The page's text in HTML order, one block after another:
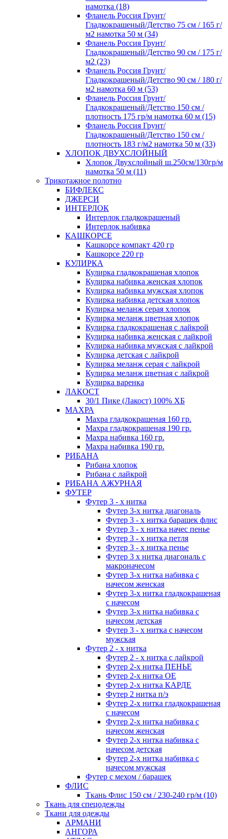
намотка (18)
Фланель Россия Грунт/
Гладкокрашеный/Детство 75 см / 165 г/
м2 намотка 50 м (34)
Фланель Россия Грунт/
Гладкокрашеный/Детство 90 см / 175 г/
м2 (23)
Фланель Россия Грунт/
Гладкокрашеный/Детство 90 см / 180 г/
м2 намотка 60 м (53)
Фланель Россия Грунт/
Гладкокрашеный/Детство 150 см /
плотность 175 гр/м намотка 60 м (15)
Фланель Россия Грунт/
Гладкокрашеный/Детство 150 см /
плотность 183 г/м2 намотка 50 м (33)
ХЛОПОК ДВУХСЛОЙНЫЙ
Хлопок Двухслойный ш.250см/130гр/м
намотка 50 м (11)
Трикотажное полотно
БИФЛЕКС
ДЖЕРСИ
ИНТЕРЛОК
Интерлок гладкокрашеный
Интерлок набивка
КАШКОРСЕ
Кашкорсе компакт 420 гр
Кашкорсе 220 гр
КУЛИРКА
Кулирка гладкокрашеная хлопок
Кулирка набивка женская хлопок
Кулирка набивка мужская хлопок
Кулирка набивка детская хлопок
Кулирка меланж серая хлопок
Кулирка меланж цветная хлопок
Кулирка гладкокрашеная с лайкрой
Кулирка набивка женская с лайкрой
Кулирка набивка мужская с лайкрой
Кулирка детская с лайкрой
Кулирка меланж серая с лайкрой
Кулирка меланж цветная с лайкрой
Кулирка варенка
ЛАКОСТ
30/1 Пике (Лакост) 100% ХБ
МАХРА
Махра гладкокрашеная 160 гр.
Махра гладкокрашеная 190 гр.
Махра набивка 160 гр.
Махра набивка 190 гр.
РИБАНА
Рибана хлопок
Рибана с лайкрой
РИБАНА АЖУРНАЯ
ФУТЕР
Футер 3 - х нитка
Футер 3-х нитка диагональ
Футер 3 - х нитка барашек флис
Футер 3 - х нитка начес пенье
Футер 3 - х нитка петля
Футер 3 - х нитка пенье
Футер 3 х нитка диагональ с
макроначесом
Футер 3-х нитка набивка с
начесом женская
Футер 3-х нитка гладкокрашеная
с начесом
Футер 3-х нитка набивка с
начесом детская
Футер 3 - х нитка с начесом
мужская
Футер 2 - х нитка
Футер 2 - х нитка с лайкрой
Футер 2-х нитка ПЕНЬЕ
Футер 2-х нитка ОЕ
Футер 2-х нитка КАРДЕ
Футер 2 нитка п/э
Футер 2-х нитка гладкокрашеная
с начесом
Футер 2-х нитка набивка с
начесом женская
Футер 2-х нитка набивка с
начесом детская
Футер 2-х нитка набивка с
начесом мужская
Футер с мехом / барашек
ФЛИС
Ткань Флис 150 см / 230-240 гр/м (10)
Ткань для спецодежды
Ткани для одежды
АРМАНИ
АНГОРА